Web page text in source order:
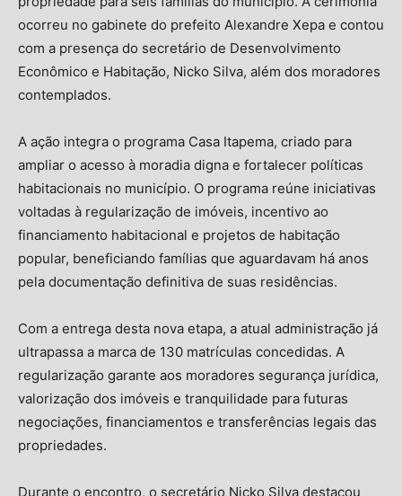
ocorreu no gabinete do prefeito Alexandre Xepa e contou
com a presença do secretário de Desenvolvimento
Econômico e Habitação, Nicko Silva, além dos moradores
contemplados.
A ação integra o programa Casa Itapema, criado para
ampliar o acesso à moradia digna e fortalecer políticas
habitacionais no município. O programa reúne iniciativas
voltadas à regularização de imóveis, incentivo ao
financiamento habitacional e projetos de habitação
popular, beneficiando famílias que aguardavam há anos
pela documentação definitiva de suas residências.
Com a entrega desta nova etapa, a atual administração já
ultrapassa a marca de 130 matrículas concedidas. A
regularização garante aos moradores segurança jurídica,
valorização dos imóveis e tranquilidade para futuras
negociações, financiamentos e transferências legais das
propriedades.
Durante o encontro, o secretário Nicko Silva destacou